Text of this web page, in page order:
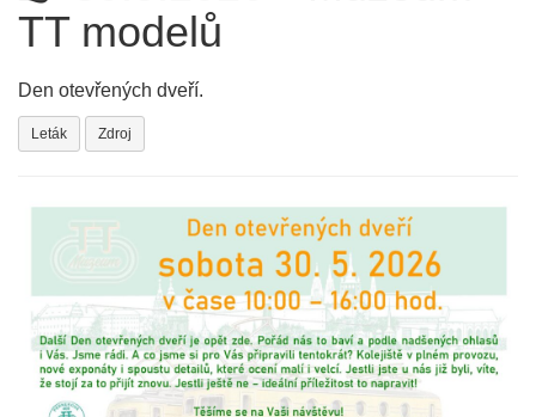
TT modelů
Den otevřených dveří.
Leták Zdroj